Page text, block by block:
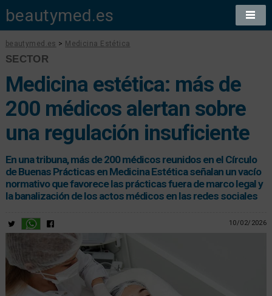
beautymed.es
beautymed.es > Medicina Estética
SECTOR
Medicina estética: más de
200 médicos alertan sobre
una regulación insuficiente
En una tribuna, más de 200 médicos reunidos en el Círculo
de Buenas Prácticas en Medicina Estética señalan un vacío
normativo que favorece las prácticas fuera de marco legal y
la banalización de los actos médicos en las redes sociales
10/02/2026